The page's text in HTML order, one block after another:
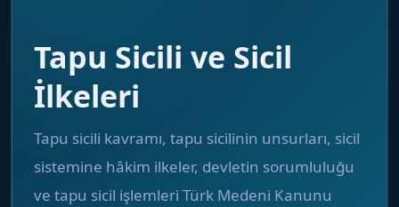
Tapu Sicili ve Sicil
İlkeleri
Tapu sicili kavramı, tapu sicilinin unsurları, sicil
sistemine hâkim ilkeler, devletin sorumluluğu
ve tapu sicil işlemleri Türk Medeni Kanunu